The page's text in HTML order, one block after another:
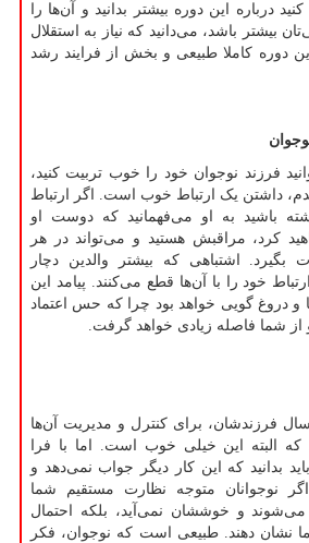
درباره این دوره بیشتر بدانید و آن‌ها را
بیشتر باشد، می‌دانید که نیاز به استقلال
دوره کاملا طبیعی و بخش از فرایند رشد
فرزند نوجوان خود را خوب تربیت کنید،
داشتن یک ارتباط خوب است. اگر ارتباط
باشید به او می‌فهمانید که دوست او
کرد، مراقبش هستید و می‌تواند در هر
اشتباهی که بیشتر والدین دچار
خود را با آن‌ها قطع می‌کنند. پیامد این
و دروغ گویی خواهد بود چرا که حس اعتماد
از شما فاصله زیادی خواهد گرفت.
در سنین 2 تا 6 سال فرزندشان، برای کنترل و مدیریت آن‌ها
البته این خیلی خوب است. اما با فرا
بدانید که این کار دیگر جواب نمی‌دهد و
نوجوانان متوجه نظارت مستقیم شما
می‌شوند و خوششان نمی‌آید، بلکه احتمال
نشان دهند. طبیعی است که نوجوان، فکر